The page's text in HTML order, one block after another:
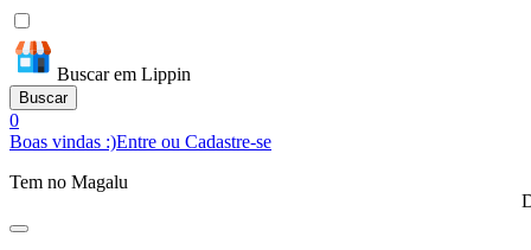
Buscar em Lippin
Buscar
0
Boas vindas :)Entre ou Cadastre-se
Tem no Magalu